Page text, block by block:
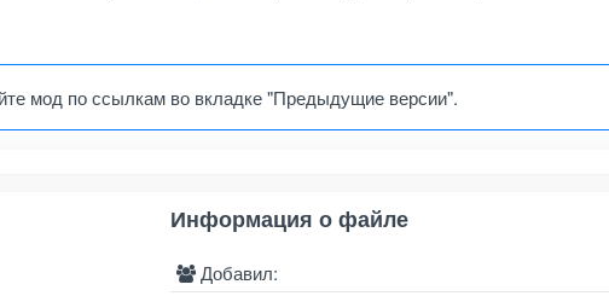
мод по ссылкам во вкладке "Предыдущие версии".
Информация о файле
Добавил: